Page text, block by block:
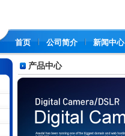
首页 公司简介 新闻中心
产品中心